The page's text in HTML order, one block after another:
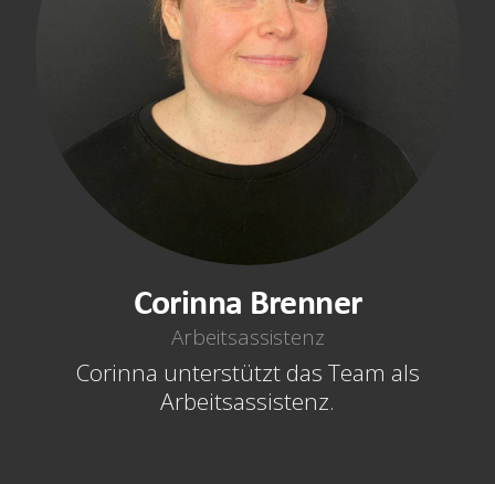
Corinna Brenner
Arbeitsassistenz
Corinna unterstützt das Team als
Arbeitsassistenz.